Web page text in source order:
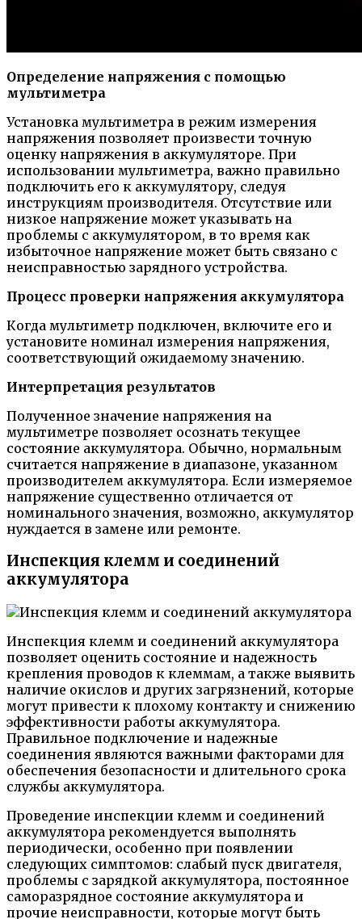
Определение напряжения с помощью
мультиметра
Установка мультиметра в режим измерения
напряжения позволяет произвести точную
оценку напряжения в аккумуляторе. При
использовании мультиметра, важно правильно
подключить его к аккумулятору, следуя
инструкциям производителя. Отсутствие или
низкое напряжение может указывать на
проблемы с аккумулятором, в то время как
избыточное напряжение может быть связано с
неисправностью зарядного устройства.
Процесс проверки напряжения аккумулятора
Когда мультиметр подключен, включите его и
установите номинал измерения напряжения,
соответствующий ожидаемому значению.
Интерпретация результатов
Полученное значение напряжения на
мультиметре позволяет осознать текущее
состояние аккумулятора. Обычно, нормальным
считается напряжение в диапазоне, указанном
производителем аккумулятора. Если измеряемое
напряжение существенно отличается от
номинального значения, возможно, аккумулятор
нуждается в замене или ремонте.
Инспекция клемм и соединений
аккумулятора
Инспекция клемм и соединений аккумулятора
позволяет оценить состояние и надежность
крепления проводов к клеммам, а также выявить
наличие окислов и других загрязнений, которые
могут привести к плохому контакту и снижению
эффективности работы аккумулятора.
Правильное подключение и надежные
соединения являются важными факторами для
обеспечения безопасности и длительного срока
службы аккумулятора.
Проведение инспекции клемм и соединений
аккумулятора рекомендуется выполнять
периодически, особенно при появлении
следующих симптомов: слабый пуск двигателя,
проблемы с зарядкой аккумулятора, постоянное
саморазрядное состояние аккумулятора и
прочие неисправности, которые могут быть